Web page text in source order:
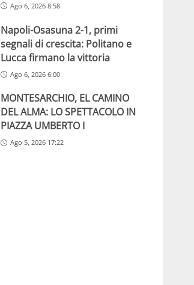
Ago 6, 2026 8:58
Napoli-Osasuna 2-1, primi
segnali di crescita: Politano e
Lucca firmano la vittoria
Ago 6, 2026 6:00
MONTESARCHIO, EL CAMINO
DEL ALMA: LO SPETTACOLO IN
PIAZZA UMBERTO I
Ago 5, 2026 17:22